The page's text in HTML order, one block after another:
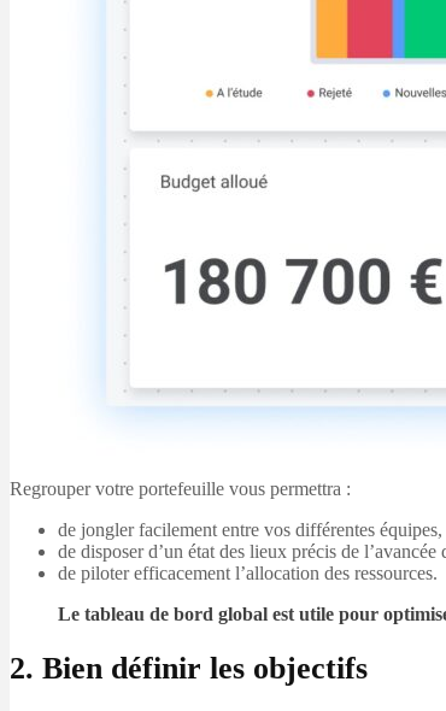
Regrouper votre portefeuille vous permettra :
de jongler facilement entre vos différentes
de disposer d’un état des lieux précis de
de piloter efficacement l’allocation des ressources.
Le tableau de bord global est utile pour
2. Bien définir les objectifs